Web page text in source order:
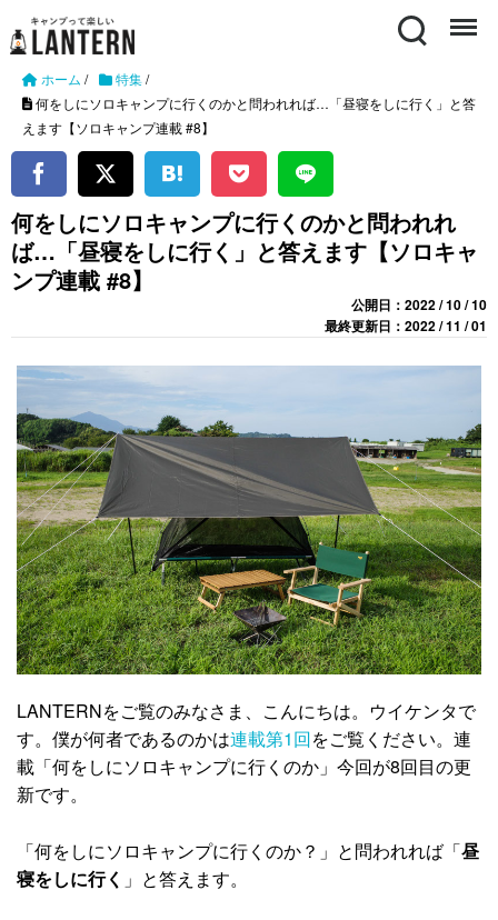
Search Menu
ホーム / 特集/
何をしにソロキャンプに行くのかと問われれば…「昼寝をしに行く」と答
えます【ソロキャンプ連載 #8】
何をしにソロキャンプに行くのかと問われれ
ば…「昼寝をしに行く」と答えます【ソロキャ
ンプ連載 #8】
公開日：2022 / 10 / 10
最終更新日：2022 / 11 / 01
LANTERNをご覧のみなさま、こんにちは。ウイケンタで
す。僕が何者であるのかは連載第1回をご覧ください。連
載「何をしにソロキャンプに行くのか」今回が8回目の更
新です。
「何をしにソロキャンプに行くのか？」と問われれば「昼
寝をしに行く 」と答えます。